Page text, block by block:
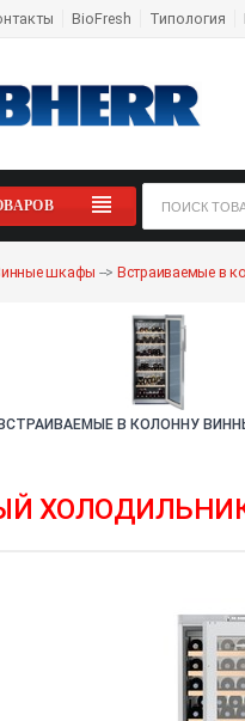
BioFresh Типология
шкафы --> Встраиваемые в
ВСТРАИВАЕМЫЕ В КОЛОННУ
ХОЛОДИЛЬНИК